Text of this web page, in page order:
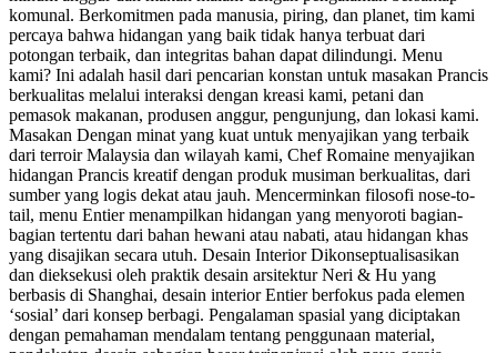
komunal. Berkomitmen pada manusia, piring, dan planet, tim kami
percaya bahwa hidangan yang baik tidak hanya terbuat dari
potongan terbaik, dan integritas bahan dapat dilindungi. Menu
kami? Ini adalah hasil dari pencarian konstan untuk masakan Prancis
berkualitas melalui interaksi dengan kreasi kami, petani dan
pemasok makanan, produsen anggur, pengunjung, dan lokasi kami.
Masakan Dengan minat yang kuat untuk menyajikan yang terbaik
dari terroir Malaysia dan wilayah kami, Chef Romaine menyajikan
hidangan Prancis kreatif dengan produk musiman berkualitas, dari
sumber yang logis dekat atau jauh. Mencerminkan filosofi nose-to-
tail, menu Entier menampilkan hidangan yang menyoroti bagian-
bagian tertentu dari bahan hewani atau nabati, atau hidangan khas
yang disajikan secara utuh. Desain Interior Dikonseptualisasikan
dan dieksekusi oleh praktik desain arsitektur Neri & Hu yang
berbasis di Shanghai, desain interior Entier berfokus pada elemen
‘sosial’ dari konsep berbagi. Pengalaman spasial yang diciptakan
dengan pemahaman mendalam tentang penggunaan material,